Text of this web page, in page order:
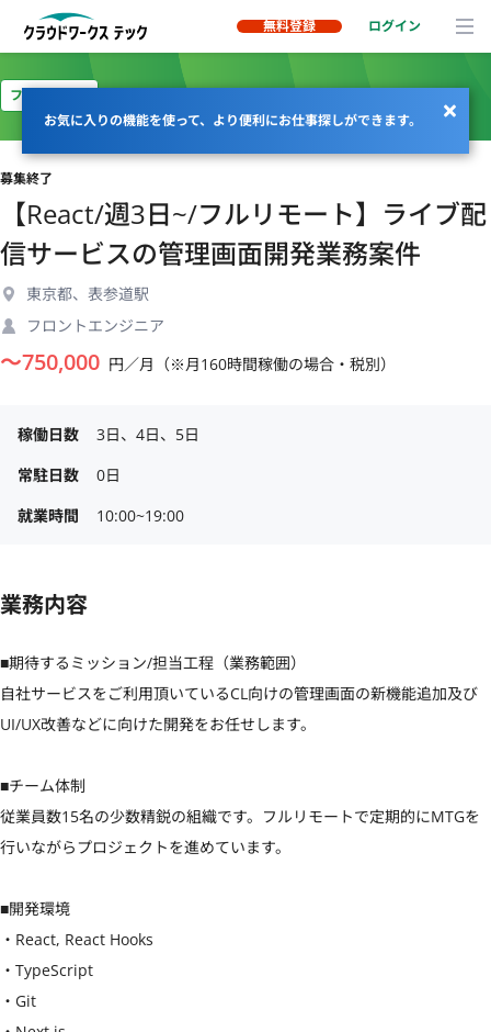
無料登録 ログイン
お気に入りの機能を使って、より便利にお仕事探しができます。
フルリモート
募集終了
【React/週3日~/フルリモート】ライブ配
信サービスの管理画面開発業務案件
東京都、表参道駅
フロントエンジニア
〜750,000 円／月（※月160時間稼働の場合・税別）
稼働日数
3日、4日、5日
常駐日数
0日
就業時間
10:00~19:00
業務内容
■期待するミッション/担当工程（業務範囲）
自社サービスをご利用頂いているCL向けの管理画面の新機能追加及び
UI/UX改善などに向けた開発をお任せします。
■チーム体制
従業員数15名の少数精鋭の組織です。フルリモートで定期的にMTGを
行いながらプロジェクトを進めています。
■開発環境
・React, React Hooks
・TypeScript
・Git